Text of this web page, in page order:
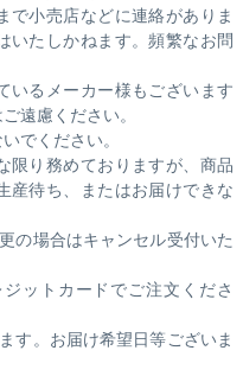
で小売店などに連絡がありま
いたしかねます。頻繁なお問
いるメーカー様もございます
遠慮ください。
でください。
限り務めておりますが、商品
産待ち、またはお届けできな
の場合はキャンセル受付いた
ットカードでご注文くださ
す。お届け希望日等ございま